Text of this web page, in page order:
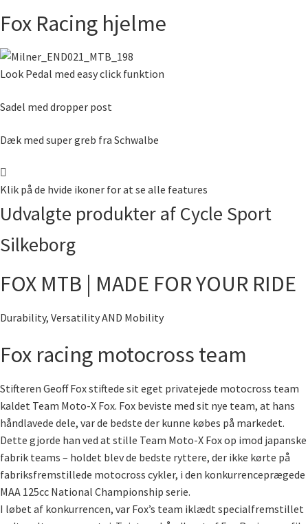
Fox Racing hjelme
Look Pedal med easy click funktion
Sadel med dropper post
Dæk med super greb fra Schwalbe
Klik på de hvide ikoner for at se alle features
Udvalgte produkter af Cycle Sport
Silkeborg
FOX MTB | MADE FOR YOUR RIDE
Durability, Versatility AND Mobility
Fox racing motocross team
Stifteren Geoff Fox stiftede sit eget privatejede motocross team
kaldet Team Moto-X Fox. Fox beviste med sit nye team, at hans
håndlavede dele, var de bedste der kunne købes på markedet.
Dette gjorde han ved at stille Team Moto-X Fox op imod japanske
fabrik teams – holdet blev de bedste ryttere, der ikke kørte på
fabriksfremstillede motocross cykler, i den konkurrenceprægede
MAA 125cc National Championship serie.
I løbet af konkurrencen, var Fox’s team iklædt specialfremstillet